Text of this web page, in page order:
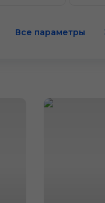
Все параметры